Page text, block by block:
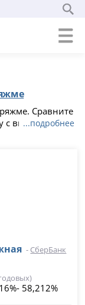
Сравните
с выгодной
...подробнее
- СберБанк
58,212%